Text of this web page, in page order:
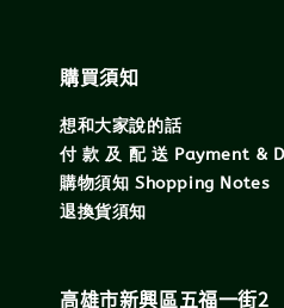
購買須知
想和大家說的話
付 款 及 配 送 Payment &
購物須知 Shopping Notes
退換貨須知
高雄市新興區五福一街2